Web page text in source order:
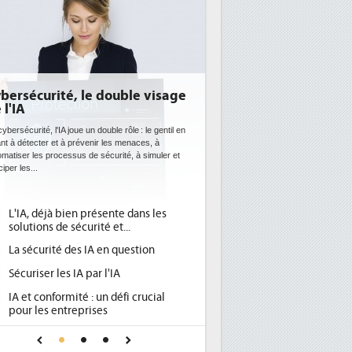
le double visage
l'IA
l'IA joue un double rôle : le gentil en
à détecter et à prévenir les menaces, à
les processus de sécurité, à simuler et
les...
L'IA, déjà bien présente dans les
solutions de sécurité et...
La sécurité des IA en question
Sécuriser les IA par l'IA
IA et conformité : un défi crucial
pour les entreprises
Une IA de confiance pour une IA
plus sûre ?